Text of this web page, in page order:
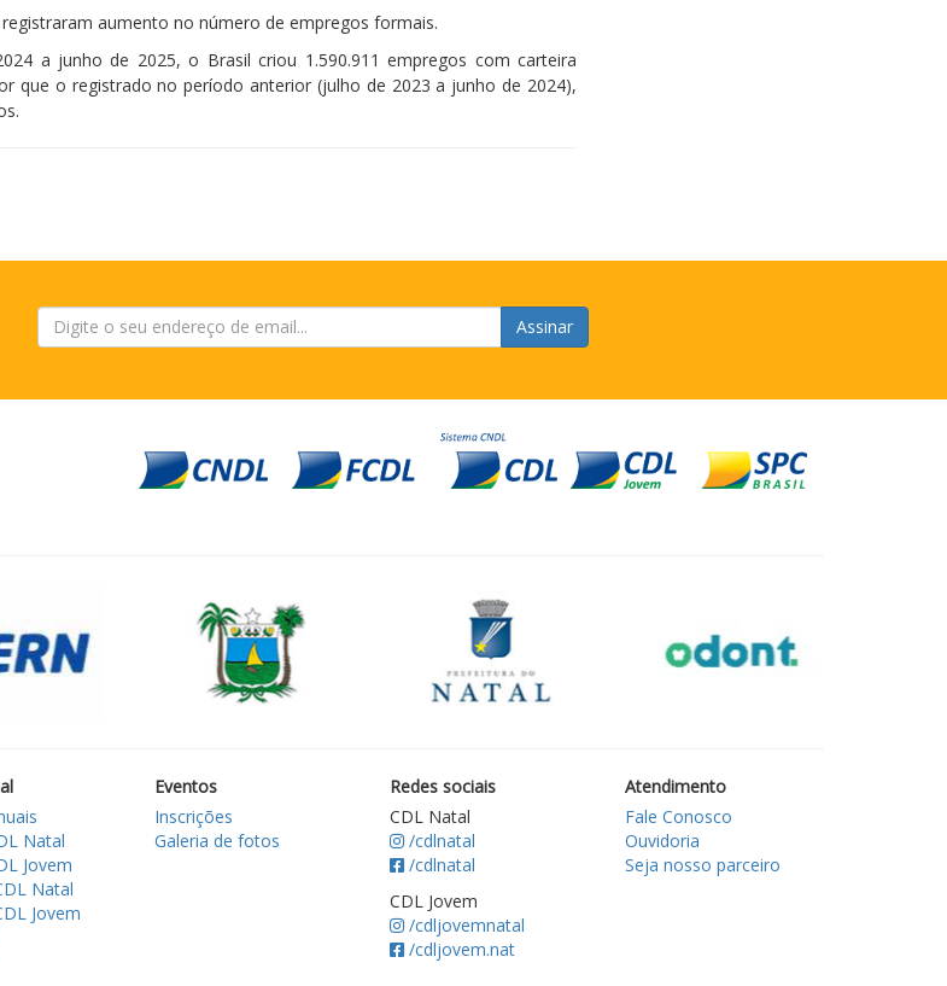
aumento no número de empregos formais.
a junho de 2025, o Brasil criou 1.590.911 empregos com carteira
que o registrado no período anterior (julho de 2023 a junho de 2024),
Assinar
Natal
Jovem
Natal
Jovem
Eventos
Inscrições
Galeria de fotos
Redes sociais
CDL Natal
/cdlnatal
/cdlnatal
CDL Jovem
/cdljovemnatal
/cdljovem.nat
Atendimento
Fale Conosco
Ouvidoria
Seja nosso parceiro